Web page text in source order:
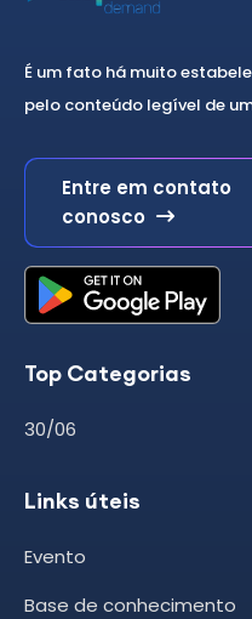
É um fato há muito
pelo conteúdo legível de
Entre em contato
conosco
Top Categorias
30/06
Links úteis
Evento
Base de conhecimento